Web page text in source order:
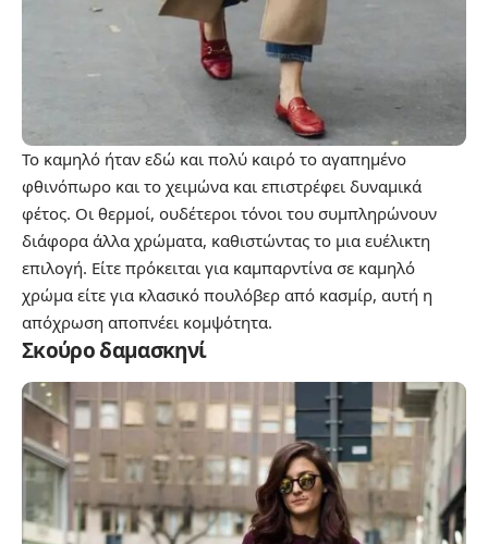
Το καμηλό ήταν εδώ και πολύ καιρό το αγαπημένο
φθινόπωρο και το χειμώνα και επιστρέφει δυναμικά
φέτος. Οι θερμοί, ουδέτεροι τόνοι του συμπληρώνουν
διάφορα άλλα χρώματα, καθιστώντας το μια ευέλικτη
επιλογή. Είτε πρόκειται για καμπαρντίνα σε καμηλό
χρώμα είτε για κλασικό πουλόβερ από κασμίρ, αυτή η
απόχρωση αποπνέει κομψότητα.
Σκούρο δαμασκηνί